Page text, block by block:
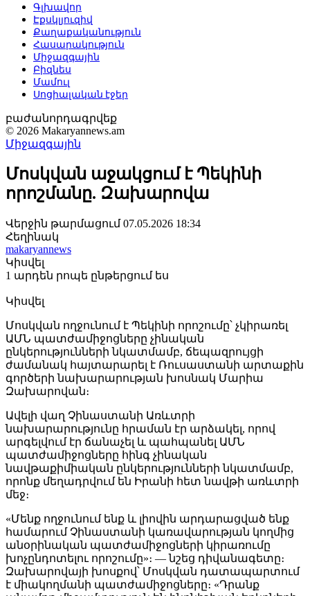
Գլխավոր
Էքսկլյուզիվ
Քաղաքականություն
Հասարակություն
Միջազգային
Բիզնես
Մամուլ
Սոցիալական էջեր
բաժանորդագրվեք
© 2026 Makaryannews.am
Միջազգային
Մոսկվան աջակցում է Պեկինի
որոշմանը. Զախարովա
Վերջին թարմացում 07.05.2026 18:34
Հեղինակ
makaryannews
Կիսվել
1 արդեն րոպե ընթերցում ես
Կիսվել
Մոսկվան ողջունում է Պեկինի որոշումը՝ չկիրառել
ԱՄՆ պատժամիջոցները չինական
ընկերությունների նկատմամբ, ճեպազրույցի
ժամանակ հայտարարել է Ռուսաստանի արտաքին
գործերի նախարարության խոսնակ Մարիա
Զախարովան։
Ավելի վաղ Չինաստանի Առևտրի
նախարարությունը հրաման էր արձակել, որով
արգելվում էր ճանաչել և պահպանել ԱՄՆ
պատժամիջոցները հինգ չինական
նավթաքիմիական ընկերությունների նկատմամբ,
որոնք մեղադրվում են Իրանի հետ նավթի առևտրի
մեջ։
«Մենք ողջունում ենք և լիովին արդարացված ենք
համարում Չինաստանի կառավարության կողմից
անօրինական պատժամիջոցների կիրառումը
խոչընդոտելու որոշումը»։ — նշեց դիվանագետը։
Զախարովայի խոսքով՝ Մոսկվան դատապարտում
է միակողմանի պատժամիջոցները։ «Դրանք